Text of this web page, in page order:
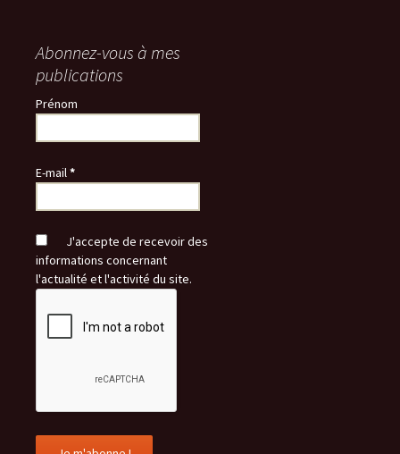
Abonnez-vous à mes
publications
Prénom
E-mail*
J'accepte de recevoir des
informations concernant
l'actualité et l'activité du site.